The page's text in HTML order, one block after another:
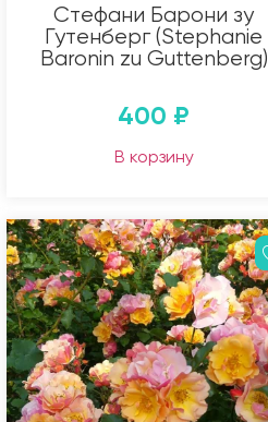
Стефани Барони зу
Гутенберг (Stephanie
Baronin zu Guttenberg)
400 ₽
В корзину